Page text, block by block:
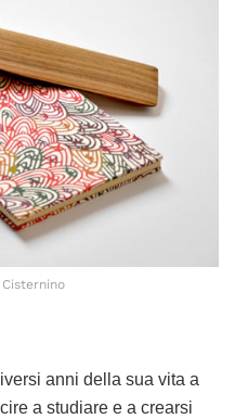
anni della sua vita a
a studiare e a crearsi